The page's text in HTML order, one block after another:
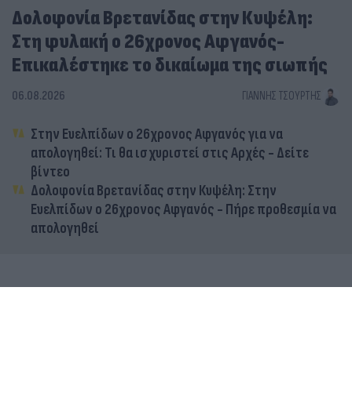
Δολοφονία Βρετανίδας στην Κυψέλη:
Στη φυλακή ο 26χρονος Αφγανός-
Επικαλέστηκε το δικαίωμα της σιωπής
06.08.2026 ΓΙΆΝΝΗΣ ΤΣΟΎΡΤΗΣ
Στην Ευελπίδων ο 26χρονος Αφγανός για να
απολογηθεί: Τι θα ισχυριστεί στις Αρχές - Δείτε
βίντεο
Δολοφονία Βρετανίδας στην Κυψέλη: Στην
Ευελπίδων ο 26χρονος Αφγανός - Πήρε προθεσμία να
απολογηθεί